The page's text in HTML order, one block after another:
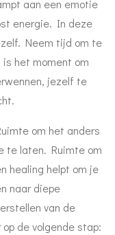
aan een emotie
energie. In deze
Neem tijd om te
het moment om
jezelf te
om het anders
te laten. Ruimte om
healing helpt om je
naar diepe
van de
de volgende stap: